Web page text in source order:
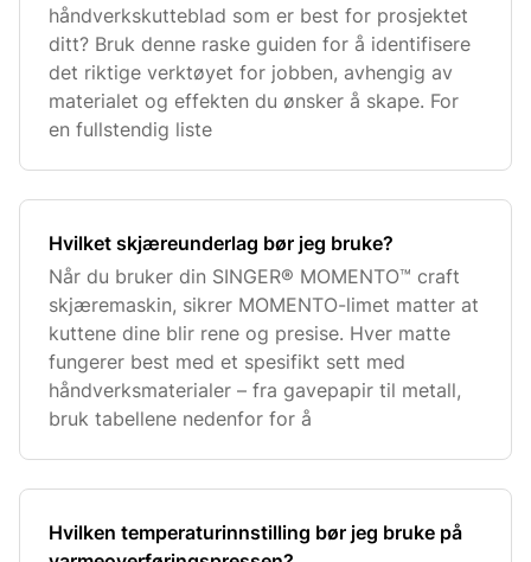
håndverkskutteblad som er best for prosjektet
ditt? Bruk denne raske guiden for å identifisere
det riktige verktøyet for jobben, avhengig av
materialet og effekten du ønsker å skape. For
en fullstendig liste
Hvilket skjæreunderlag bør jeg bruke?
Når du bruker din SINGER® MOMENTO™ craft
skjæremaskin, sikrer MOMENTO-limet matter at
kuttene dine blir rene og presise. Hver matte
fungerer best med et spesifikt sett med
håndverksmaterialer – fra gavepapir til metall,
bruk tabellene nedenfor for å
Hvilken temperaturinnstilling bør jeg bruke på